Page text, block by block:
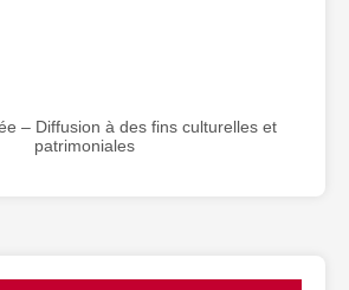
– Diffusion à des fins culturelles et
patrimoniales